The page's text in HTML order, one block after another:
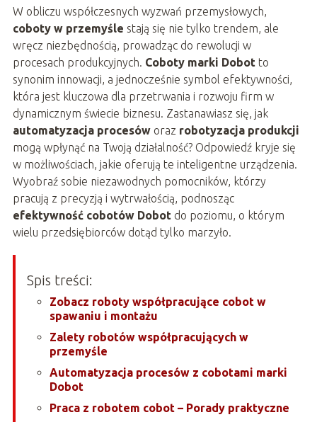
W obliczu współczesnych wyzwań przemysłowych,
coboty w przemyśle stają się nie tylko trendem, ale
wręcz niezbędnością, prowadząc do rewolucji w
procesach produkcyjnych. Coboty marki Dobotto
synonim innowacji, a jednocześnie symbol efektywności,
która jest kluczowa dla przetrwania i rozwoju firm w
dynamicznym świecie biznesu. Zastanawiasz się, jak
automatyzacja procesóworaz robotyzacja produkcji
mogą wpłynąć na Twoją działalność? Odpowiedź kryje się
w możliwościach, jakie oferują te inteligentne urządzenia.
Wyobraź sobie niezawodnych pomocników, którzy
pracują z precyzją i wytrwałością, podnosząc
efektywność cobotów Dobotdo poziomu, o którym
wielu przedsiębiorców dotąd tylko marzyło.
Spis treści:
Zobacz roboty współpracujące cobot w
spawaniu i montażu
Zalety robotów współpracujących w
przemyśle
Automatyzacja procesów z cobotami marki
Dobot
Praca z robotem cobot – Porady praktyczne